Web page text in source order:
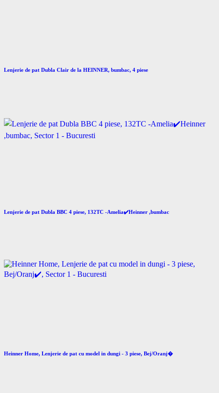
Lenjerie de pat Dubla Clair de la HEINNER, bumbac, 4 piese
Lenjerie de pat Dubla BBC 4 piese, 132TC -Amelia✔️Heinner ,bumbac
Heinner Home, Lenjerie de pat cu model in dungi - 3 piese, Bej/Oranj�